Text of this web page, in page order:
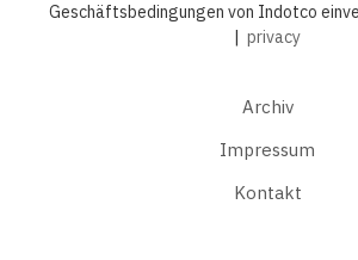
Geschäftsbedingungen von Indotco
privacy
Archiv
Impressum
Kontakt